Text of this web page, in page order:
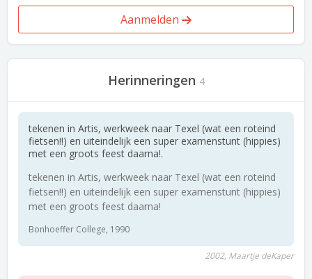
Aanmelden
Herinneringen 4
tekenen in Artis, werkweek naar Texel (wat een roteind
fietsen!!) en uiteindelijk een super examenstunt (hippies)
met een groots feest daarna!.
tekenen in Artis, werkweek naar Texel (wat een roteind
fietsen!!) en uiteindelijk een super examenstunt (hippies)
met een groots feest daarna!
Bonhoeffer College, 1990
2002, Maartje deKaper